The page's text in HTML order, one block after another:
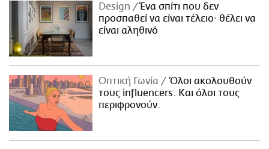
Design
Ένα σπίτι που δεν
προσπαθεί να είναι τέλειο· θέλει να
είναι αληθινό
Οπτική Γωνία
Όλοι ακολουθούν
τους influencers. Και όλοι τους
περιφρονούν.